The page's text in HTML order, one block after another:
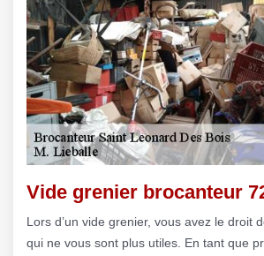
Vide grenier brocanteur
Lors d’un vide grenier, vous avez le droit
qui ne vous sont plus utiles. En tant que